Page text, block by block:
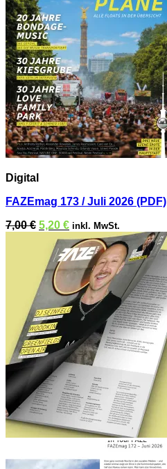
Digital
FAZEmag 173 / Juli 2026 (PDF)
7,00€ Ursprünglicher
Preis
war:
7,00 €
5,20 €Aktueller
Preis
ist:
5,20 €.
inkl. MwSt.